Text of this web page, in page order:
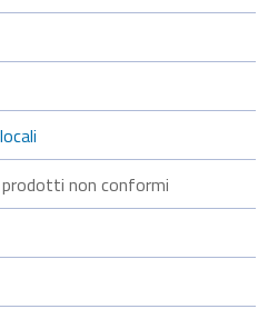
prodotti non conformi